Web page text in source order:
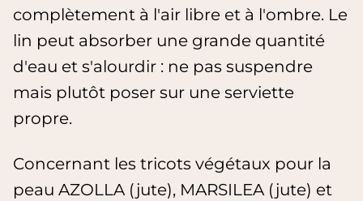
complètement à l'air libre et à l'ombre. Le
lin peut absorber une grande quantité
d'eau et s'alourdir : ne pas suspendre
mais plutôt poser sur une serviette
propre.
Concernant les tricots végétaux pour la
peau AZOLLA (jute), MARSILEA (jute) et